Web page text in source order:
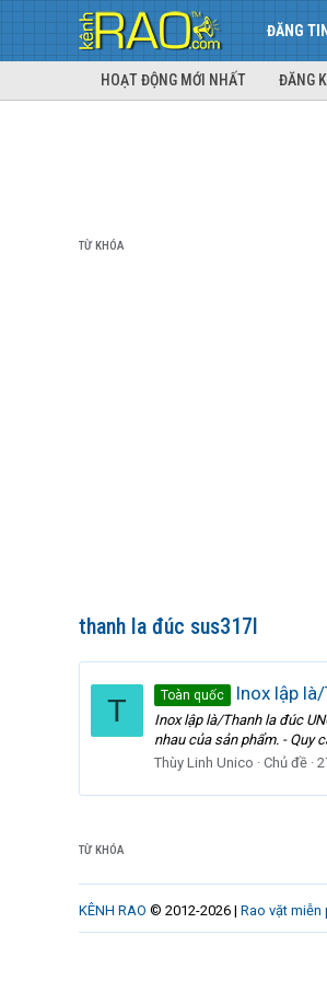
ĐĂNG TIN
HOẠT ĐỘNG MỚI NHẤT ĐĂNG
TỪ KHÓA
thanh la đúc sus317l
T Toàn quốc Inox lập
Inox lập là/Thanh la đúc
nhau của sản phẩm. - Quy
Thùy Linh Unico
Chủ đề
TỪ KHÓA
KÊNH RAO © 2012-2026 | Rao vặt miễn